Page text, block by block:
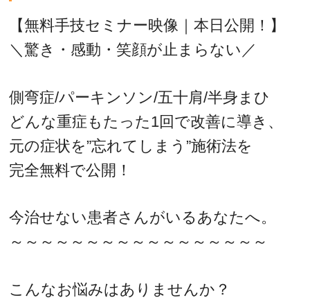
【無料手技セミナー映像｜本日公開！】
＼驚き・感動・笑顔が止まらない／
側弯症/パーキンソン/五十肩/半身まひ
どんな重症もたった1回で改善に導き、
元の症状を”忘れてしまう”施術法を
完全無料で公開！
今治せない患者さんがいるあなたへ。
～～～～～～～～～～～～～～～～～
こんなお悩みはありませんか？